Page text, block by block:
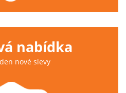
nabídka
nové slevy